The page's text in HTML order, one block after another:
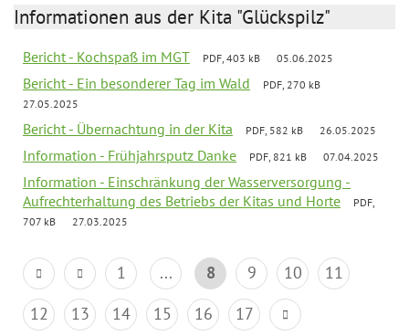
Informationen aus der Kita "Glückspilz"
Bericht - Kochspaß im MGT PDF, 403 kB 05.06.2025
Bericht - Ein besonderer Tag im Wald
PDF, 270 kB
27.05.2025
Bericht - Übernachtung in der Kita PDF, 582 kB 26.05.2025
Information - Frühjahrsputz Danke PDF, 821 kB 07.04.2025
Information - Einschränkung der Wasserversorgung -
Aufrechterhaltung des Betriebs der Kitas und Horte
PDF,
707 kB
27.03.2025
1 ... 8 9 10
11
12
13 14 15 16 17